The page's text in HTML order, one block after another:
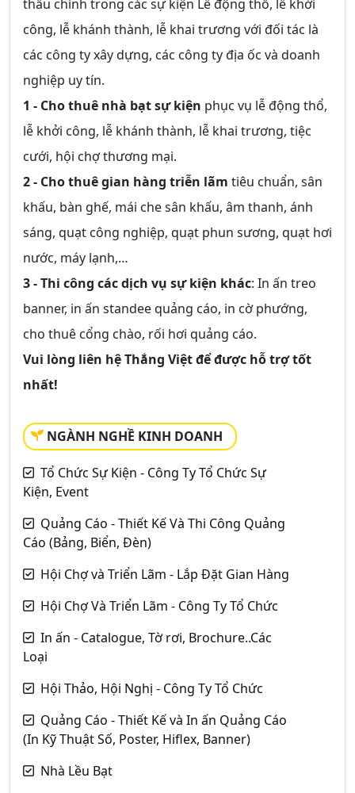
thầu chính trong các sự kiện Lễ động thổ, lễ khởi
công, lễ khánh thành, lễ khai trương với đối tác là
các công ty xây dựng, các công ty địa ốc và doanh
nghiệp uy tín.
1 - Cho thuê nhà bạt sự kiện phục vụ lễ động thổ,
lễ khởi công, lễ khánh thành, lễ khai trương, tiệc
cưới, hội chợ thương mại.
2 - Cho thuê gian hàng triễn lãm tiêu chuẩn, sân
khấu, bàn ghế, mái che sân khấu, âm thanh, ánh
sáng, quạt công nghiệp, quạt phun sương, quạt hơi
nước, máy lạnh,…
3 - Thi công các dịch vụ sự kiện khác: In ấn treo
banner, in ấn standee quảng cáo, in cờ phướng,
cho thuê cổng chào, rối hơi quảng cáo.
Vui lòng liên hệ Thắng Việt để được hỗ trợ tốt
nhất!
NGÀNH NGHỀ KINH DOANH
Tổ Chức Sự Kiện - Công Ty Tổ Chức Sự
Kiện, Event
Quảng Cáo - Thiết Kế Và Thi Công Quảng
Cáo (Bảng, Biển, Đèn)
Hội Chợ và Triển Lãm - Lắp Đặt Gian Hàng
Hội Chợ Và Triển Lãm - Công Ty Tổ Chức
In ấn - Catalogue, Tờ rơi, Brochure..Các
Loại
Hội Thảo, Hội Nghị - Công Ty Tổ Chức
Quảng Cáo - Thiết Kế và In ấn Quảng Cáo
(In Kỹ Thuật Số, Poster, Hiflex, Banner)
Nhà Lều Bạt